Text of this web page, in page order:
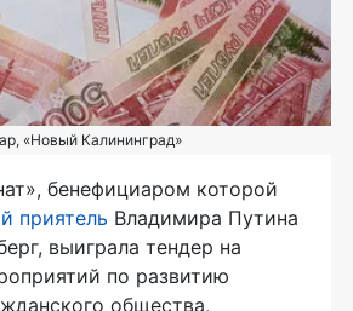
«Новый Калининград»
бенефициаром которой
приятель Владимира Путина
выиграла тендер на
по развитию
общества,